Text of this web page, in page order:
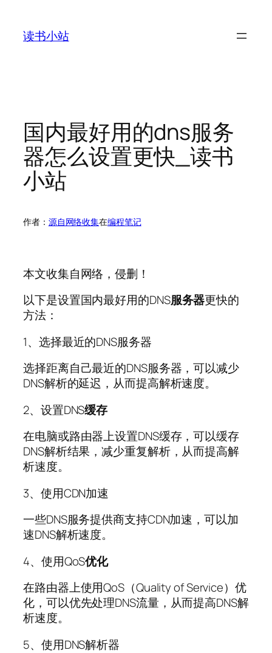
读书小站
国内最好用的dns服务
器怎么设置更快_读书
小站
作者： 源自网络收集在编程笔记
本文收集自网络，侵删！
以下是设置国内最好用的DNS服务器更快的
方法：
1、选择最近的DNS服务器
选择距离自己最近的DNS服务器，可以减少
DNS解析的延迟，从而提高解析速度。
2、设置DNS缓存
在电脑或路由器上设置DNS缓存，可以缓存
DNS解析结果，减少重复解析，从而提高解
析速度。
3、使用CDN加速
一些DNS服务提供商支持CDN加速，可以加
速DNS解析速度。
4、使用QoS优化
在路由器上使用QoS（Quality of Service）优
化，可以优先处理DNS流量，从而提高DNS解
析速度。
5、使用DNS解析器